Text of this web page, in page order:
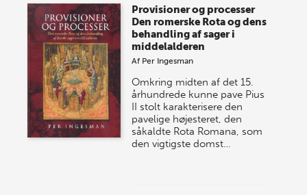
Provisioner og processer
Den romerske Rota og dens
behandling af sager i
middelalderen
Af Per Ingesman
Omkring midten af det 15.
århundrede kunne pave Pius
II stolt karakterisere den
pavelige højesteret, den
såkaldte Rota Romana, som
den vigtigste domst…